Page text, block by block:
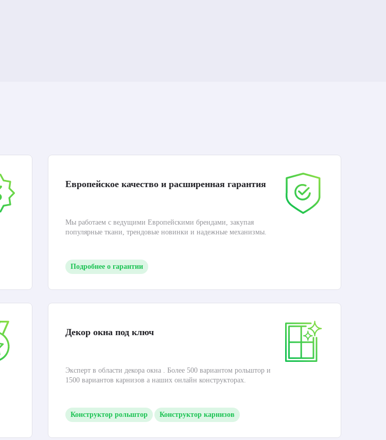
Европейское качество и расширенная гарантия
Мы работаем с ведущими Европейскими брендами, закупая
популярные ткани, трендовые новинки и надежные механизмы.
Подробнее о гарантии
Декор окна под ключ
Эксперт в области декора окна . Более 500 вариантом рольштор и
1500 вариантов карнизов а наших онлайн конструкторах.
Конструктор рольштор Конструктор карнизов